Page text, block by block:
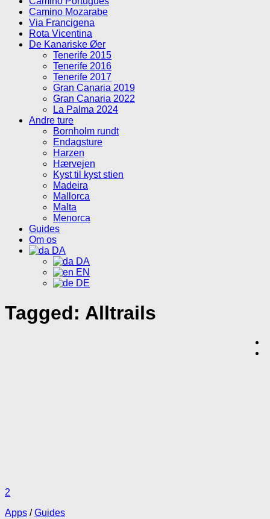
Camino Mozarabe
Via Francigena
Rota Vicentina
De Kanariske Øer
Tenerife 2015
Tenerife 2016
Tenerife 2017
Gran Canaria 2019
Gran Canaria 2022
La Palma 2024
Andre ture
Bornholm rundt
Endagsture
Harzen
Hærvejen
Kyst til kyst stien
Madeira
Mallorca
Malta
Menorca
Guides
Om os
DA
DA
EN
DE
Tagged: Alltrails
2
Apps /Guides